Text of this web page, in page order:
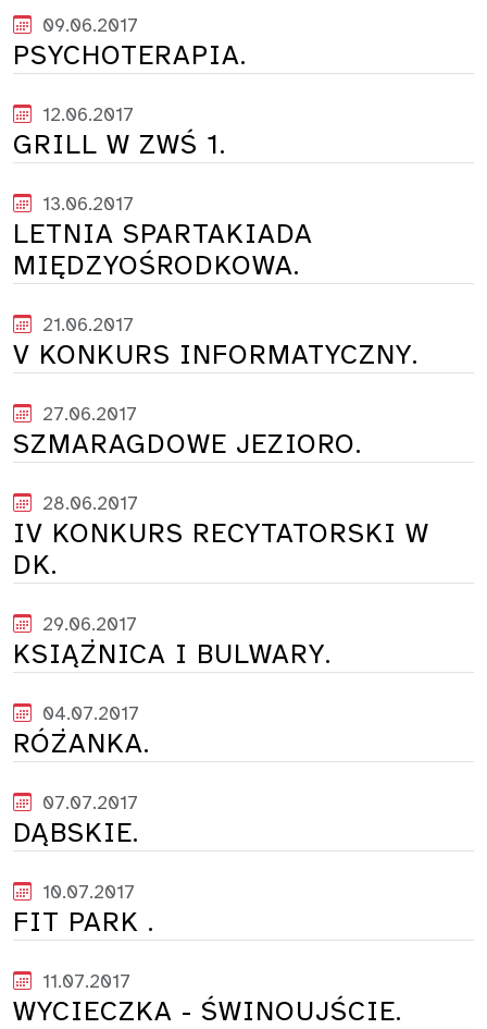
09.06.2017
PSYCHOTERAPIA.
12.06.2017
GRILL W ZWŚ 1.
13.06.2017
LETNIA SPARTAKIADA
MIĘDZYOŚRODKOWA.
21.06.2017
V KONKURS INFORMATYCZNY.
27.06.2017
SZMARAGDOWE JEZIORO.
28.06.2017
IV KONKURS RECYTATORSKI W
DK.
29.06.2017
KSIĄŻNICA I BULWARY.
04.07.2017
RÓŻANKA.
07.07.2017
DĄBSKIE.
10.07.2017
FIT PARK .
11.07.2017
WYCIECZKA - ŚWINOUJŚCIE.